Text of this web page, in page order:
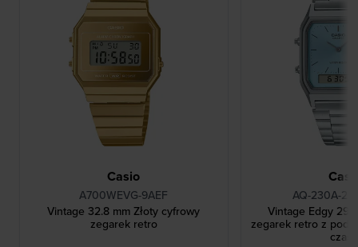
Casio
A700WEVG-9AEF
Vintage 32.8 mm Złoty cyfrowy
zegarek retro
AQ-230A-
Vintage Edgy
zegarek retro z